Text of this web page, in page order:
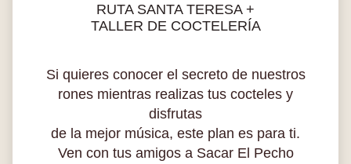
RUTA SANTA TERESA +
TALLER DE COCTELERÍA
Si quieres conocer el secreto de nuestros
rones mientras realizas tus cocteles y
disfrutas
de la mejor música, este plan es para ti.
Ven con tus amigos a Sacar El Pecho